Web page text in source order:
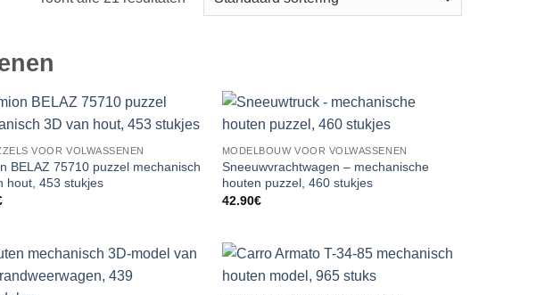
VOOR VOLWASSENEN
BELAZ 75710 puzzel mechanisch
hout, 453 stukjes
MODELBOUW VOOR VOLWASSENEN
Sneeuwvrachtwagen – mechanische
houten puzzel, 460 stukjes
42.90€